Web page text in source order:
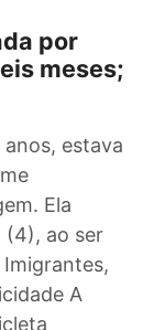
por
seis
21 anos,
Ela
(4), ao ser